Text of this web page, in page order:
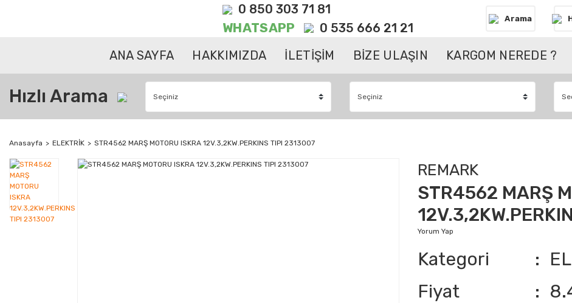
0 850 303 71 81
WHATSAPP 0 535 666 21 21
Arama
ANA SAYFA HAKKIMIZDA İLETİŞİM BİZE ULAŞIN KARGOM NEREDE ?
Hızlı Arama
Anasayfa ELEKTRİK STR4562 MARŞ MOTORU ISKRA 12V.3,2KW.PERKINS TIPI 2313007
REMARK
STR4562 MARŞ
Yorum Yap
Kategori
Fiyat